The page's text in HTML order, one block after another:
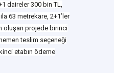
daireler 300 bin TL,
63 metrekare, 2+1’ler
oluşan projede birinci
teslim seçeneği
etabın ödeme